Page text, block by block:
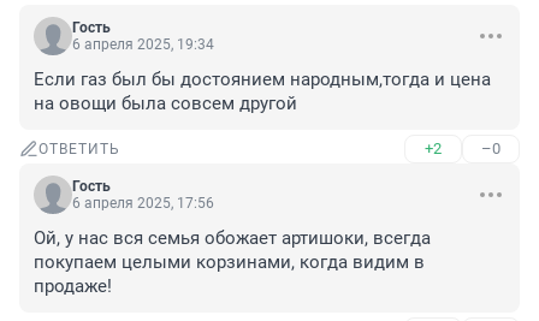
Гость
6 апреля 2025, 19:34
Если газ был бы достоянием народным,тогда и цена
на овощи была совсем другой
ОТВЕТИТЬ +2 –0
Гость
6 апреля 2025, 17:56
Ой, у нас вся семья обожает артишоки, всегда
покупаем целыми корзинами, когда видим в
продаже!